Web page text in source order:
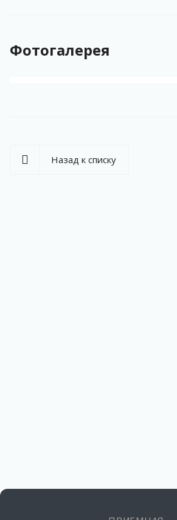
Фотогалерея
Назад к списку